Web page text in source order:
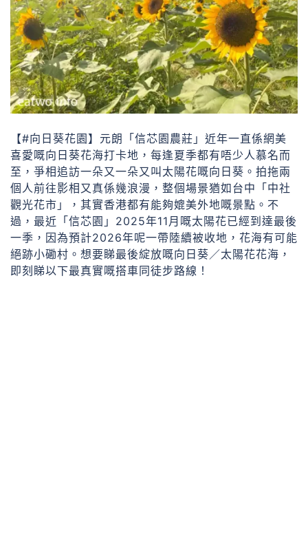
【#向日葵花園】元朗「信芯園農莊」近年一直係網美
喜愛嘅向日葵花海打卡地，每逢夏季都有唔少人慕名而
至，爭相追訪一朵又一朵又叫太陽花嘅向日葵。拍拖兩
個人前往影相又真係幾浪漫，整個場景猶如台中「中社
觀光花市」，其實香港都有能夠媲美外地嘅景點。不
過，最近「信芯園」2025年11月嘅太陽花已經到達最後
一季，因為預計2026年呢一帶陸續被收地，花海有可能
絕跡小磡村。想要睇最後綻放嘅向日葵／太陽花花海，
即刻睇以下最真實嘅搭車同徒步路線！